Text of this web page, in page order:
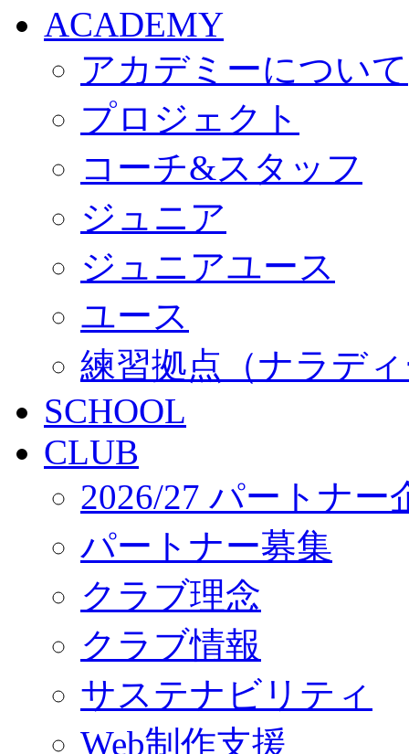
ACADEMY
アカデミーについて
プロジェクト
コーチ&スタッフ
ジュニア
ジュニアユース
ユース
練習拠点（ナラデ
SCHOOL
CLUB
2026/27 パートナー
パートナー募集
クラブ理念
クラブ情報
サステナビリティ
Web制作支援